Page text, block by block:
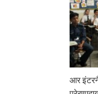
आर